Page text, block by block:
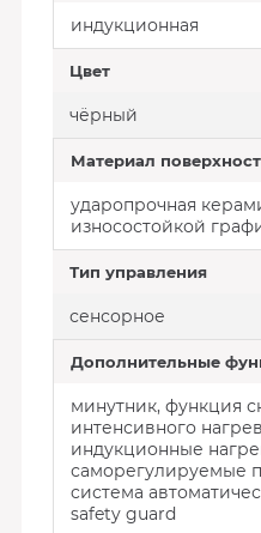
индукционная
Цвет
чёрный
Материал
ударопрочная
износостойкой
Тип управления
сенсорное
Дополнительные
минутник, функция
интенсивного
индукционные
саморегулируемые
cистема
safety guard